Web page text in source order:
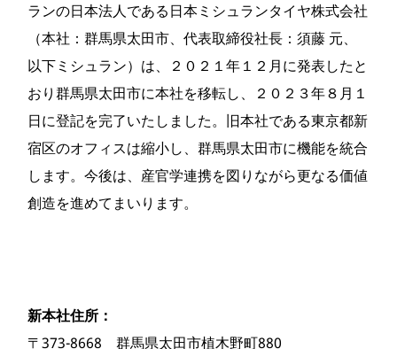
ランの日本法人である日本ミシュランタイヤ株式会社
（本社：群馬県太田市、代表取締役社長：須藤 元、
以下ミシュラン）は、２０２１年１２月に発表したと
おり群馬県太田市に本社を移転し、２０２３年８月１
日に登記を完了いたしました。旧本社である東京都新
宿区のオフィスは縮小し、群馬県太田市に機能を統合
します。今後は、産官学連携を図りながら更なる価値
創造を進めてまいります。
新本社住所：
〒373-8668 群馬県太田市植木野町880